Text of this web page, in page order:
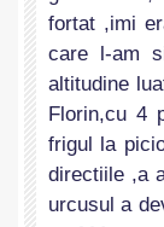
fortat ,imi
care l-am
altitudine
Florin,cu 4
frigul la
directiile ,a
urcusul a